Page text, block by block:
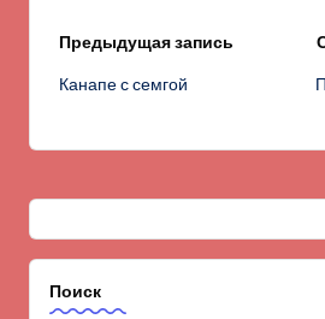
Навигация
записи
Предыдущая запись
Канапе с семгой
Поиск